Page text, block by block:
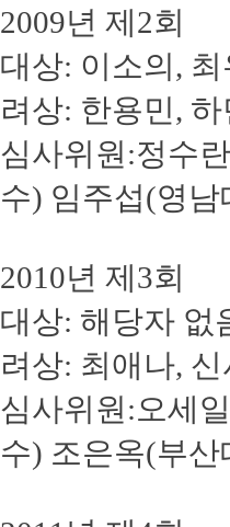
2009년 제2회
대상: 이소의,
려상: 한용민,
심사위원:정수
수) 임주섭(영남
2010년 제3회
대상: 해당자 없
려상: 최애나,
심사위원:오세
수) 조은옥(부